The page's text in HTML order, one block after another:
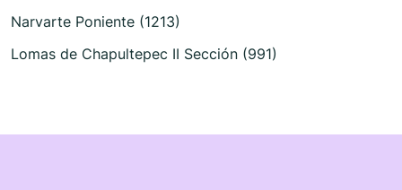
Narvarte Poniente (1213)
Lomas de Chapultepec II Sección (991)